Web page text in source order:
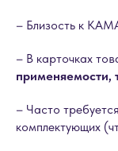
– Близость к
– В карточках
применяемости,
– Часто
комплектующих